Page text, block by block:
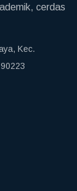
cerdas
Kec.